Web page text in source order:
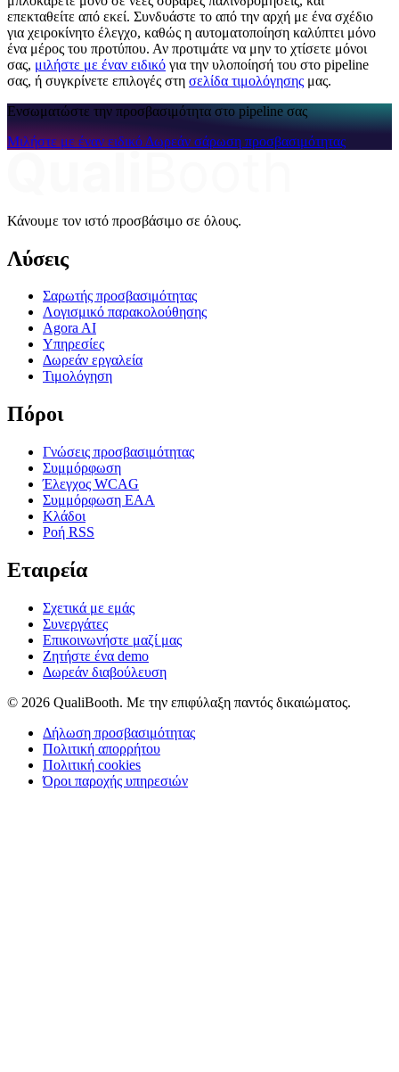
επεκταθείτε από εκεί. Συνδυάστε το από την αρχή με ένα σχέδιο
για χειροκίνητο έλεγχο, καθώς η αυτοματοποίηση καλύπτει μόνο
ένα μέρος του προτύπου. Αν προτιμάτε να μην το χτίσετε μόνοι
σας, μιλήστε με έναν ειδικό για την υλοποίησή του στο pipeline
σας, ή συγκρίνετε επιλογές στη σελίδα τιμολόγησης μας.
Ενσωματώστε την προσβασιμότητα στο pipeline σας
Μιλήστε με έναν ειδικό Δωρεάν σάρωση προσβασιμότητας
Κάνουμε τον ιστό προσβάσιμο σε όλους.
Λύσεις
Σαρωτής προσβασιμότητας
Λογισμικό παρακολούθησης
Agora AI
Υπηρεσίες
Δωρεάν εργαλεία
Τιμολόγηση
Πόροι
Γνώσεις προσβασιμότητας
Συμμόρφωση
Έλεγχος WCAG
Συμμόρφωση EAA
Κλάδοι
Ροή RSS
Εταιρεία
Σχετικά με εμάς
Συνεργάτες
Επικοινωνήστε μαζί μας
Ζητήστε ένα demo
Δωρεάν διαβούλευση
© 2026 QualiBooth. Με την επιφύλαξη παντός δικαιώματος.
Δήλωση προσβασιμότητας
Πολιτική απορρήτου
Πολιτική cookies
Όροι παροχής υπηρεσιών